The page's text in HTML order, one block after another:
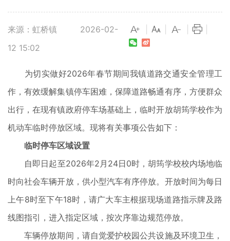
来源：虹桥镇
2026-02-
12 15:02
为切实做好2026年春节期间我镇道路交通安全管理工
作，有效缓解集镇停车困难，保障道路畅通有序，方便群众
出行，在现有镇政府停车场基础上，临时开放胡筠学校作为
机动车临时停放区域。现将有关事项公告如下：
临时停车区域设置
自即日起至2026年2月24日0时，胡筠学校校内场地临
时向社会车辆开放，供小型汽车有序停放。开放时间为每日
上午8时至下午18时，请广大车主根据现场道路指示牌及路
线图指引，进入指定区域，按次序靠边规范停放。
车辆停放期间，请自觉爱护校园公共设施及环境卫生，